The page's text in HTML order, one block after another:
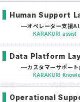
Human Support
オペレーター支援
KARAKURI assist
Data Platform
カスタマーサポー
KARAKURI
Operational
理由 —
内製で
ボット